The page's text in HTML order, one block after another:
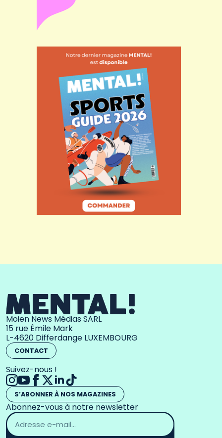
Moien News Médias SARL
15 rue Émile Mark
L-4620 Differdange LUXEMBOURG
CONTACT
Suivez-nous !
S’ABONNER À NOS MAGAZINES
Abonnez-vous à notre newsletter
Adresse
email
*